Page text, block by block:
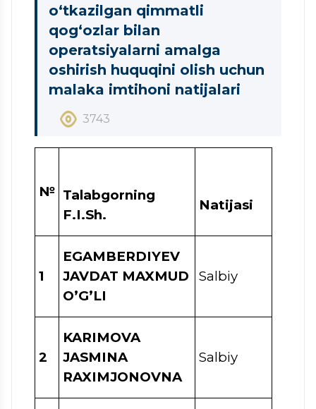
o‘tkazilgan qimmatli
qog‘ozlar bilan
operatsiyalarni amalga
oshirish huquqini olish uchun
malaka imtihoni natijalari
3743
№ Talabgorning
F.I.Sh.
Natijasi
1
EGAMBERDIYEV
JAVDAT MAXMUD
O’G’LI
Salbiy
2
KARIMOVA
JASMINA
RAXIMJONOVNA
Salbiy